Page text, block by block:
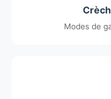
Modes de